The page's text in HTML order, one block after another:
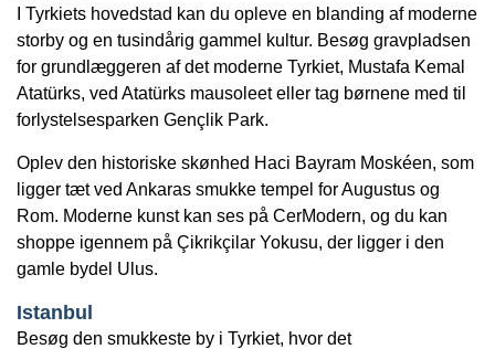
I Tyrkiets hovedstad kan du opleve en blanding af moderne
storby og en tusindårig gammel kultur. Besøg gravpladsen
for grundlæggeren af det moderne Tyrkiet, Mustafa Kemal
Atatürks, ved Atatürks mausoleet eller tag børnene med til
forlystelsesparken Gençlik Park.
Oplev den historiske skønhed Haci Bayram Moskéen, som
ligger tæt ved Ankaras smukke tempel for Augustus og
Rom. Moderne kunst kan ses på CerModern, og du kan
shoppe igennem på Çikrikçilar Yokusu, der ligger i den
gamle bydel Ulus.
Istanbul
Besøg den smukkeste by i Tyrkiet, hvor det